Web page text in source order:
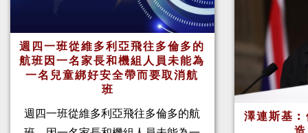
週四一班從維多利亞飛往多倫多的
航班因一名家長和機組人員未能為
一名兒童綁好安全帶而要取消航
班
週四一班從維多利亞飛往多倫多的航
澤連斯基